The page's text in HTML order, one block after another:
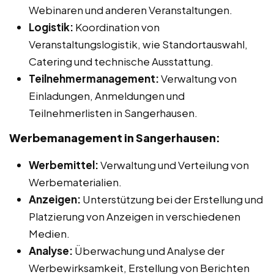
Webinaren und anderen Veranstaltungen.
Logistik: Koordination von
Veranstaltungslogistik, wie Standortauswahl,
Catering und technische Ausstattung.
Teilnehmermanagement:Verwaltung von
Einladungen, Anmeldungen und
Teilnehmerlisten in Sangerhausen.
Werbemanagement in Sangerhausen:
Werbemittel:Verwaltung und Verteilung von
Werbematerialien.
Anzeigen: Unterstützung bei der Erstellung und
Platzierung von Anzeigen in verschiedenen
Medien.
Analyse: Überwachung und Analyse der
Werbewirksamkeit, Erstellung von Berichten